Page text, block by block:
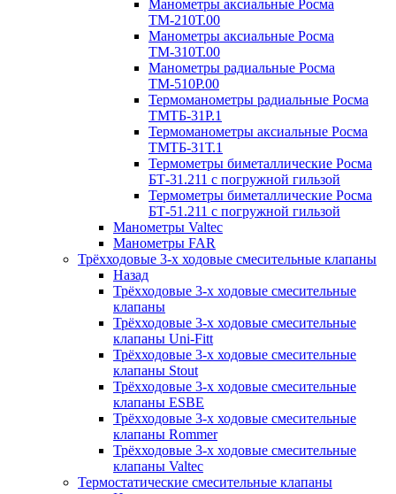
Манометры аксиальные Росма
ТМ-210Т.00
Манометры аксиальные Росма
ТМ-310Т.00
Манометры радиальные Росма
ТМ-510P.00
Термоманометры радиальные Росма
ТМТБ-31P.1
Термоманометры аксиальные Росма
ТМТБ-31Т.1
Термометры биметаллические Росма
БТ-31.211 с погружной гильзой
Термометры биметаллические Росма
БТ-51.211 с погружной гильзой
Манометры Valtec
Манометры FAR
Трёхходовые 3-х ходовые смесительные клапаны
Назад
Трёхходовые 3-х ходовые смесительные
клапаны
Трёхходовые 3-х ходовые смесительные
клапаны Uni-Fitt
Трёхходовые 3-х ходовые смесительные
клапаны Stout
Трёхходовые 3-х ходовые смесительные
клапаны ESBE
Трёхходовые 3-х ходовые смесительные
клапаны Rommer
Трёхходовые 3-х ходовые смесительные
клапаны Valtec
Термостатические смесительные клапаны